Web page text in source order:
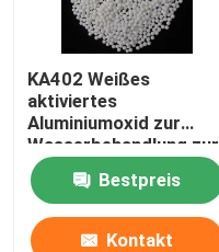
KA402 Weißes
aktiviertes
Aluminiumoxid zur
Wasserbehandlung zur
Defluorierung
Bestpreis
Kontakt